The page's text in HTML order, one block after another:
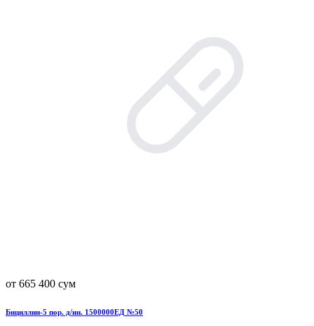
от 665 400 сум
Бициллин-5 пор. д/ин. 1500000ЕД №50